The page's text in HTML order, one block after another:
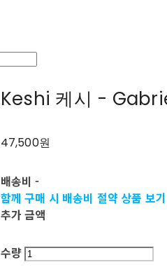
Keshi 케시 -
47,500원
배송비-
함께 구매 시 배송비 절약 상품 보기
추가 금액
수량